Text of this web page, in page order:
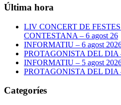
Última hora
LIV CONCERT DE
CONTESTANA – 6 agost 26
INFORMATIU – 6 agost
PROTAGONISTA DEL DIA
INFORMATIU – 5 agost
PROTAGONISTA DEL DIA
Categoríes